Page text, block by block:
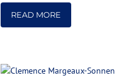
READ MORE